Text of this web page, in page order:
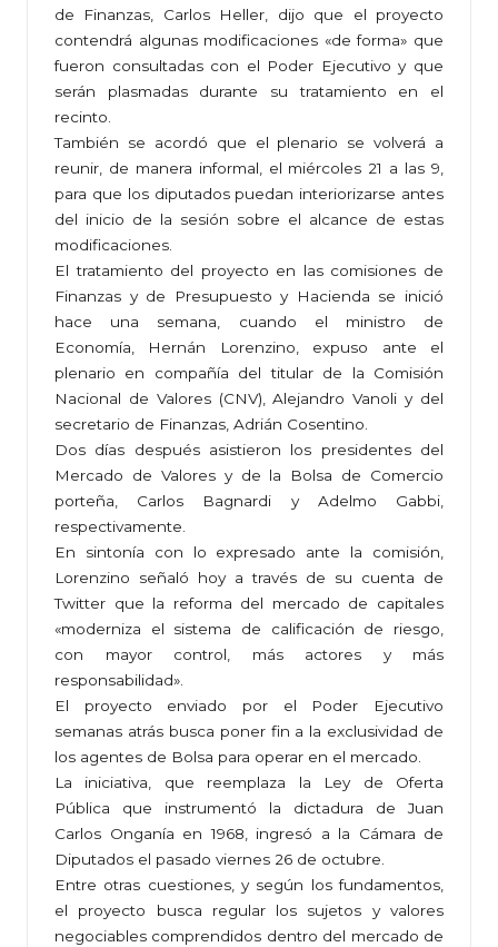
de Finanzas, Carlos Heller, dijo que el proyecto
contendrá algunas modificaciones «de forma» que
fueron consultadas con el Poder Ejecutivo y que
serán plasmadas durante su tratamiento en el
recinto.
También se acordó que el plenario se volverá a
reunir, de manera informal, el miércoles 21 a las 9,
para que los diputados puedan interiorizarse antes
del inicio de la sesión sobre el alcance de estas
modificaciones.
El tratamiento del proyecto en las comisiones de
Finanzas y de Presupuesto y Hacienda se inició
hace una semana, cuando el ministro de
Economía, Hernán Lorenzino, expuso ante el
plenario en compañía del titular de la Comisión
Nacional de Valores (CNV), Alejandro Vanoli y del
secretario de Finanzas, Adrián Cosentino.
Dos días después asistieron los presidentes del
Mercado de Valores y de la Bolsa de Comercio
porteña, Carlos Bagnardi y Adelmo Gabbi,
respectivamente.
En sintonía con lo expresado ante la comisión,
Lorenzino señaló hoy a través de su cuenta de
Twitter que la reforma del mercado de capitales
«moderniza el sistema de calificación de riesgo,
con mayor control, más actores y más
responsabilidad».
El proyecto enviado por el Poder Ejecutivo
semanas atrás busca poner fin a la exclusividad de
los agentes de Bolsa para operar en el mercado.
La iniciativa, que reemplaza la Ley de Oferta
Pública que instrumentó la dictadura de Juan
Carlos Onganía en 1968, ingresó a la Cámara de
Diputados el pasado viernes 26 de octubre.
Entre otras cuestiones, y según los fundamentos,
el proyecto busca regular los sujetos y valores
negociables comprendidos dentro del mercado de